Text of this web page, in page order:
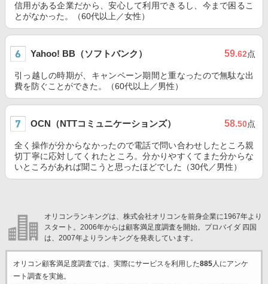
信用がある企業だから、安心して利用できるし、今まで困るこ
とがなかった。（60代以上／女性）
Yahoo! BB（ソフトバンク） 59.62点
引っ越しの時期が、キャンペーン期間と重なったので無駄な出
費を防ぐことができた。（60代以上／男性）
OCN（NTTコミュニケーションズ） 58.50点
全く操作が分からなかったので電話で問い合わせしたところ親
切丁寧に応対してくれたところ。分かりやすくてまた分からな
いところがあれば聞こうと思ったほどでした（30代／男性）
オリコンランキングは、株式会社オリコンを前身企業に1967年より
スタート。2006年からは顧客満足度調査を開始。プロバイダ 四国
は、2007年よりランキングを発表しています。
オリコン顧客満足度調査では、実際にサービスを利用した885人にアンケ
ート調査を実施。